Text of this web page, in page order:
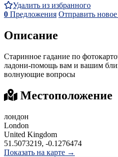
Удалить из избранного
0 Предложения Отправить
Описание
Старинное гадание по
ладони-помощь вам и вашим
волнующие вопросы
Местоположение
лондон
London
United Kingdom
51.5073219, -0.1276474
Показать на карте →